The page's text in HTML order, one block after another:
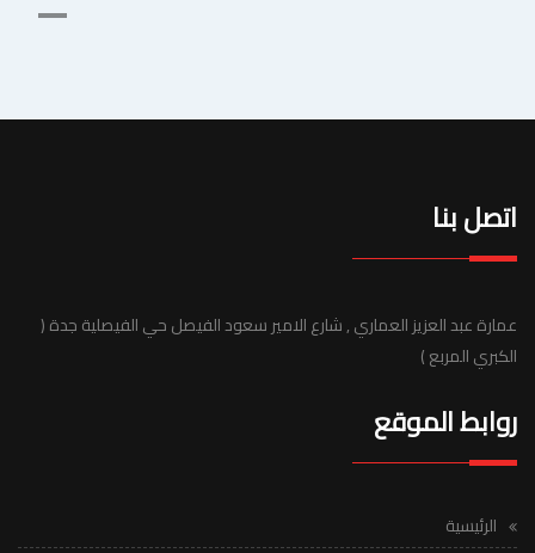
اتصل بنا
عمارة عبد العزيز العماري , شارع الامير سعود الفيصل حي الفيصلية جدة (
الكبري المربع )
روابط الموقع
الرئيسية